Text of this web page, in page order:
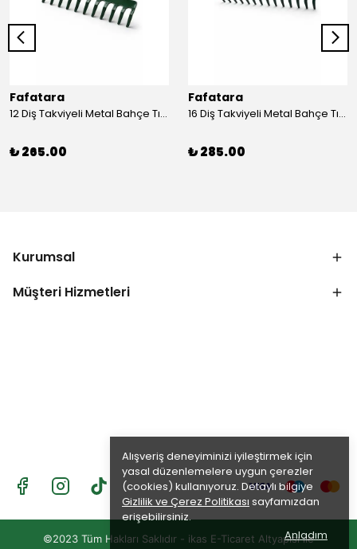
Alışveriş deneyiminizi iyileştirmek için
yasal düzenlemelere uygun çerezler
(cookies) kullanıyoruz. Detaylı bilgiye
Gizlilik ve Çerez Politikası sayfamızdan
erişebilirsiniz.
Anladım
Fafatara
12 Diş Takviyeli Metal Bahçe Tırmığı – Dayanıklı, Geniş Ağızlı Yaprak ve Toprak Tırmığı
₺ 265.00
Fafatara
16 Diş Takviyeli Metal Bahçe Tırmığı – Dayanıklı, Geniş Ağızlı Toprak ve Yaprak Tırmığı
₺ 285.00
Kurumsal
Müşteri Hizmetleri
©2023 Tüm Hakları Saklıdır - ikas E-Ticaret Altyapısı ile